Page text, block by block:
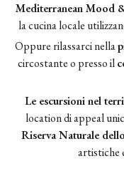
Mediterranean Mood
la cucina locale
Oppure rilassarci nella
circostante o presso il
Le escursioni nel
location di appeal
Riserva Naturale
artistiche